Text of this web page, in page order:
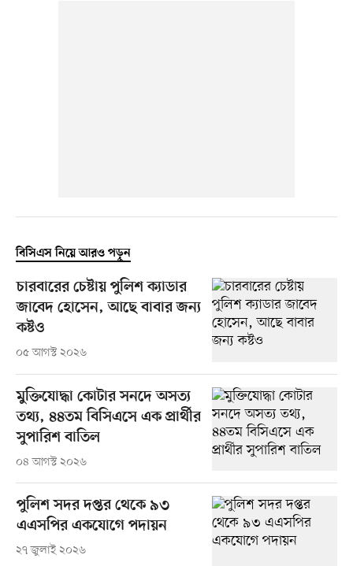
বিসিএস নিয়ে আরও পড়ুন
চারবারের চেষ্টায় পুলিশ ক্যাডার
জাবেদ হোসেন, আছে বাবার জন্য
কষ্টও
০৫ আগস্ট ২০২৬
মুক্তিযোদ্ধা কোটার সনদে অসত্য
তথ্য, ৪৪তম বিসিএসে এক প্রার্থীর
সুপারিশ বাতিল
০৪ আগস্ট ২০২৬
পুলিশ সদর দপ্তর থেকে ৯৩
এএসপির একযোগে পদায়ন
২৭ জুলাই ২০২৬